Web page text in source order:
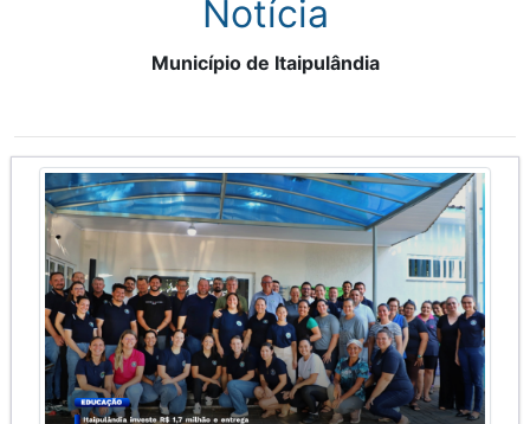
Notícia
Município de Itaipulândia